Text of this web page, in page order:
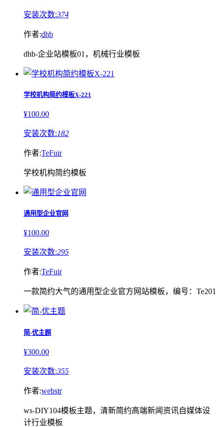
安装次数:374
作者:dhb
dhb-企业站模板01，机械行业模板
学校机构简约模板X-221
¥100.00
安装次数:182
作者:TeFuir
学校机构简约模板
通用型企业官网
¥100.00
安装次数:295
作者:TeFuir
一款简约大气的通用型企业官方网站模板，编号：Te201
简-优主题
¥300.00
安装次数:355
作者:webstr
ws-DIY104模板主题，清新简约高端新闻资讯自媒体设
计行业模板